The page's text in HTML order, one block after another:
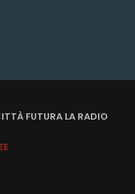
FUTURA LA RADIO